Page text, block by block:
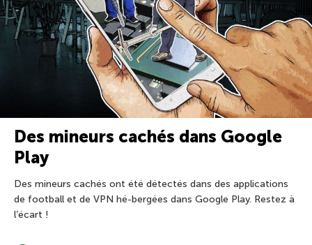
Des mineurs cachés dans Google
Play
Des mineurs cachés ont été détectés dans des applications
de football et de VPN hé-bergées dans Google Play. Restez à
l’écart !